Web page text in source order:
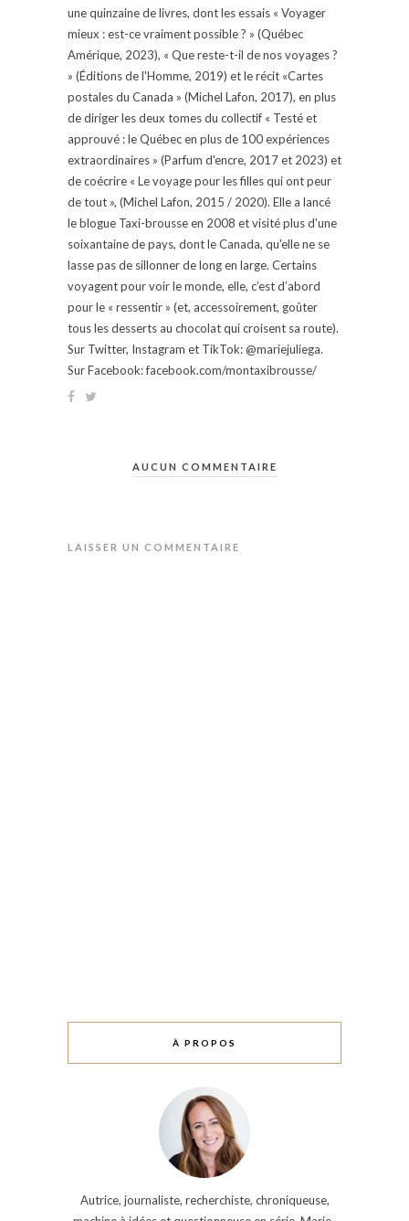
une quinzaine de livres, dont les essais « Voyager
mieux : est-ce vraiment possible ? » (Québec
Amérique, 2023), « Que reste-t-il de nos voyages ?
» (Éditions de l'Homme, 2019) et le récit «Cartes
postales du Canada » (Michel Lafon, 2017), en plus
de diriger les deux tomes du collectif « Testé et
approuvé : le Québec en plus de 100 expériences
extraordinaires » (Parfum d'encre, 2017 et 2023) et
de coécrire « Le voyage pour les filles qui ont peur
de tout », (Michel Lafon, 2015 / 2020). Elle a lancé
le blogue Taxi-brousse en 2008 et visité plus d'une
soixantaine de pays, dont le Canada, qu'elle ne se
lasse pas de sillonner de long en large. Certains
voyagent pour voir le monde, elle, c’est d’abord
pour le « ressentir » (et, accessoirement, goûter
tous les desserts au chocolat qui croisent sa route).
Sur Twitter, Instagram et TikTok: @mariejuliega.
Sur Facebook: facebook.com/montaxibrousse/
AUCUN COMMENTAIRE
LAISSER UN COMMENTAIRE
À PROPOS
Autrice, journaliste, recherchiste, chroniqueuse,